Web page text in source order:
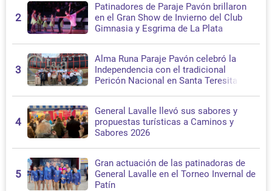
2
Patinadores de Paraje Pavón brillaron
en el Gran Show de Invierno del Club
Gimnasia y Esgrima de La Plata
3
Alma Runa Paraje Pavón celebró la
Independencia con el tradicional
Pericón Nacional en Santa Teresita
4
General Lavalle llevó sus sabores y
propuestas turísticas a Caminos y
Sabores 2026
5
Gran actuación de las patinadoras de
General Lavalle en el Torneo Invernal de
Patín